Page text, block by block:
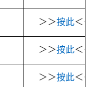
＞＞按此＜＜
＞＞按此＜＜
＞＞按此＜＜